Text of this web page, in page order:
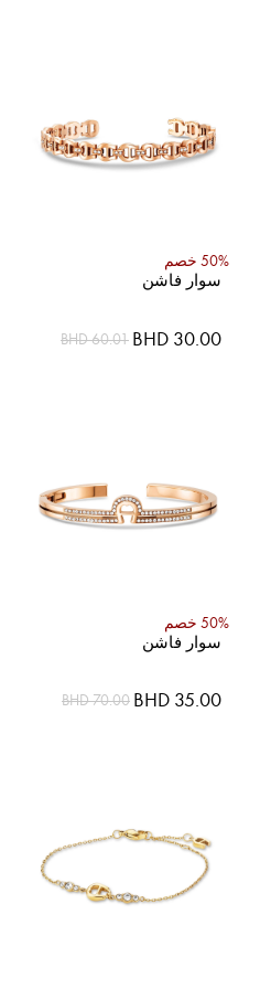
50% خصم
سوار فاشن
السعر
الخاص
BHD 30.00
BHD 60.01
50% خصم
سوار فاشن
السعر
الخاص
BHD 35.00
BHD 70.00